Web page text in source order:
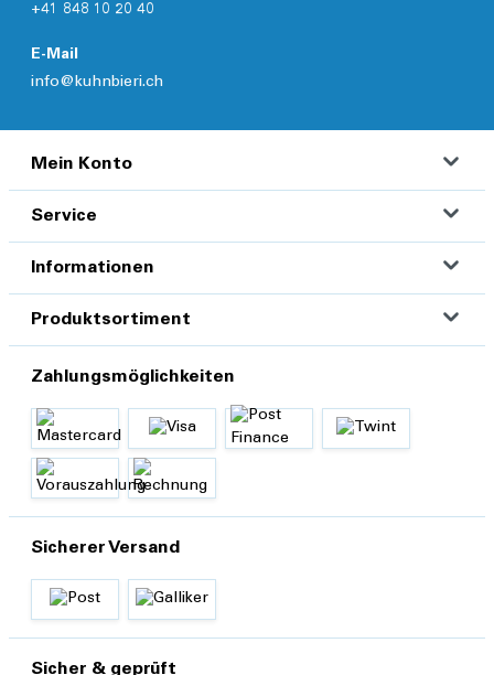
+41 848 10 20 40
E-Mail
info@kuhnbieri.ch
Mein Konto
Service
Informationen
Produktsortiment
Zahlungsmöglichkeiten
Sicherer Versand
Sicher & geprüft